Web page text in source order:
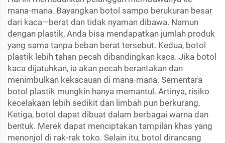
mana-mana. Bayangkan botol sampo berukuran besar
dari kaca—berat dan tidak nyaman dibawa. Namun
dengan plastik, Anda bisa mendapatkan jumlah produk
yang sama tanpa beban berat tersebut. Kedua, botol
plastik lebih tahan pecah dibandingkan kaca. Jika botol
kaca dijatuhkan, ia akan pecah berantakan dan
menimbulkan kekacauan di mana-mana. Sementara
botol plastik mungkin hanya memantul. Artinya, risiko
kecelakaan lebih sedikit dan limbah pun berkurang.
Ketiga, botol dapat dibuat dalam berbagai warna dan
bentuk. Merek dapat menciptakan tampilan khas yang
menonjol di rak-rak toko. Selain itu, botol dirancang